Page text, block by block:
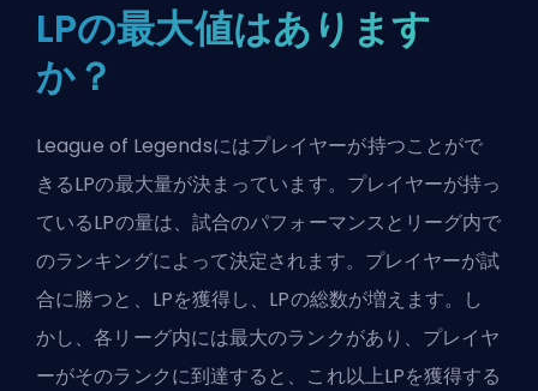
LPの最大値はあります
か？
League of Legendsにはプレイヤーが持つことがで
きるLPの最大量が決まっています。プレイヤーが持っ
ているLPの量は、試合のパフォーマンスとリーグ内で
のランキングによって決定されます。プレイヤーが試
合に勝つと、LPを獲得し、LPの総数が増えます。し
かし、各リーグ内には最大のランクがあり、プレイヤ
ーがそのランクに到達すると、これ以上LPを獲得する